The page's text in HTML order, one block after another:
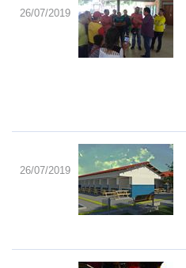
26/07/2019
26/07/2019